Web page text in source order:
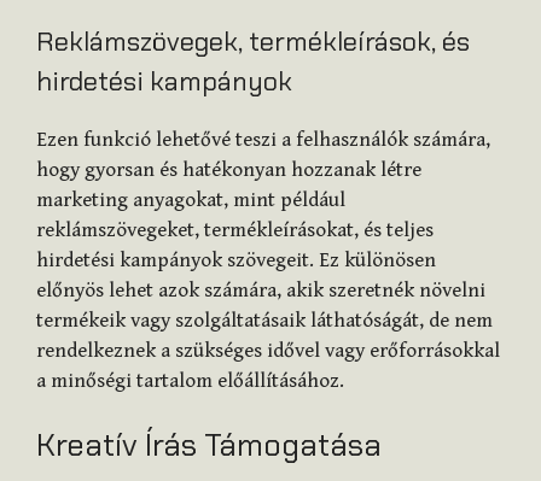
Reklámszövegek, termékleírások, és
hirdetési kampányok
Ezen funkció lehetővé teszi a felhasználók számára,
hogy gyorsan és hatékonyan hozzanak létre
marketing anyagokat, mint például
reklámszövegeket, termékleírásokat, és teljes
hirdetési kampányok szövegeit. Ez különösen
előnyös lehet azok számára, akik szeretnék növelni
termékeik vagy szolgáltatásaik láthatóságát, de nem
rendelkeznek a szükséges idővel vagy erőforrásokkal
a minőségi tartalom előállításához.
Kreatív Írás Támogatása